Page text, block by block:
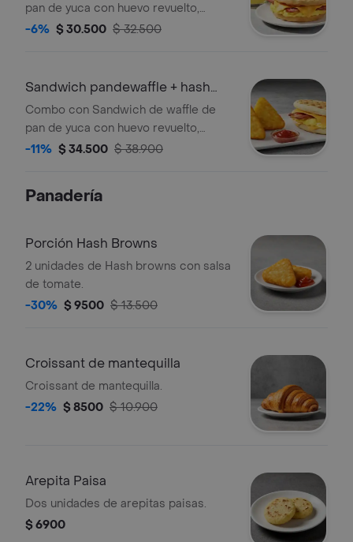
pan de yuca con huevo revuelto,
queso cheddar, tocineta crocante y
-6% $ 30.500 $ 32.500
Sandwich pandewaffle + hash
brown
Combo con Sandwich de waffle de
pan de yuca con huevo revuelto,
queso cheddar, tocineta crocante y
-11% $ 34.500 $ 38.900
Panadería
Porción Hash Browns
2 unidades de Hash browns con salsa
de tomate.
-30% $ 9500 $ 13.500
Croissant de mantequilla
Croissant de mantequilla.
-22% $ 8500 $ 10.900
Arepita Paisa
Dos unidades de arepitas paisas.
$ 6900